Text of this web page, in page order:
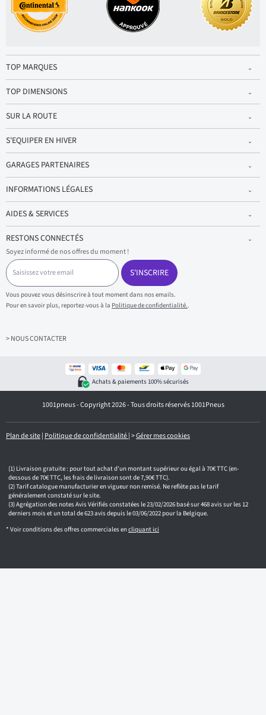
TOP MARQUES
TOP DIMENSIONS
SUR LA ROUTE
S'EQUIPER EN HIVER
GARAGES PARTENAIRES
INFORMATIONS LÉGALES
AIDES & SERVICES
RESTONS CONNECTÉS
Soyez informé de nos offres du moment !
S
a
i
s
i
s
z
i
l
S'INSCRIRE
Vous pouvez vous désinscrire à tout moment dans nos emails.
Pour en savoir plus, reportez-vous à la Politique de confidentialité..
> NOUS CONTACTER
Achats & paiements 100% sécurisés
1001pneus - Copyright 2026 - Tous droits réservés 1001Pneus
Plan de site| Politique de confidentialité|>Gérer mes cookies
Livraison gratuite : pour tout achat d'un montant supérieur ou égal à 70€ TTC (en-
dessous de 70€ TTC, les frais de livraison sont de 7,90€ TTC).
Tarif catalogue manufacturier en vigueur non remisé. Ne reflète pas le tarif
généralement constaté sur le site.
Agrégation des notes Avis Vérifiés constatées le 23/02/2026 basé sur 468 avis sur les 12
derniers mois et un total de 623 avis depuis le 03/06/2022 pour la Belgique.
* Voir conditions des offres commerciales encliquant ici